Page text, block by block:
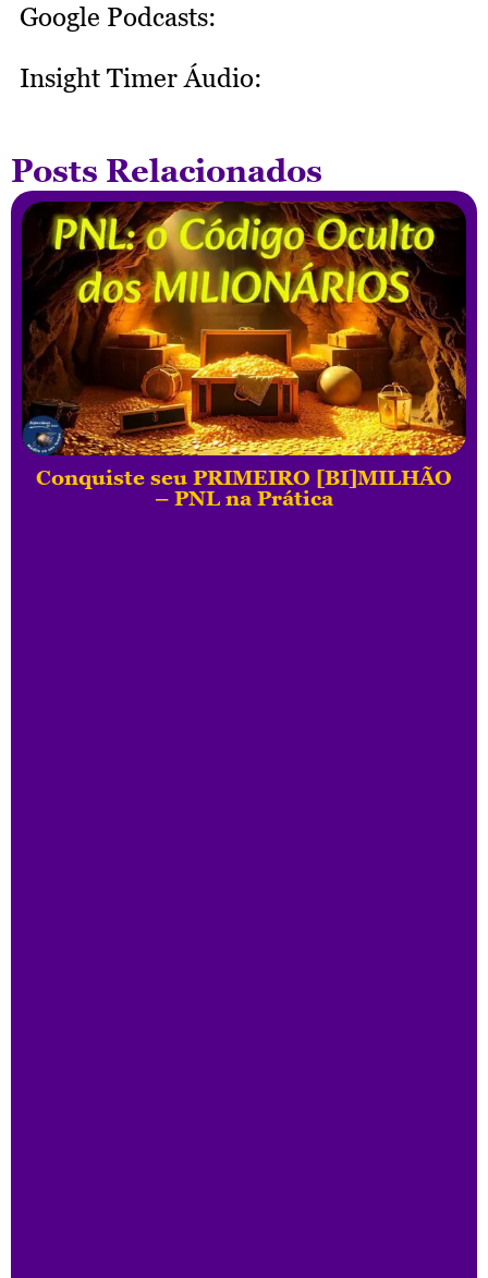
Google Podcasts:
Insight Timer Áudio:
Posts Relacionados
Conquiste seu PRIMEIRO [BI]MILHÃO
– PNL na Prática